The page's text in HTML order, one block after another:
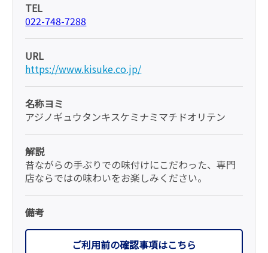
TEL
022-748-7288
URL
https://www.kisuke.co.jp/
名称ヨミ
アジノギュウタンキスケミナミマチドオリテン
解説
昔ながらの手ぶりでの味付けにこだわった、専門
店ならではの味わいをお楽しみください。
備考
ご利用前の確認事項はこちら